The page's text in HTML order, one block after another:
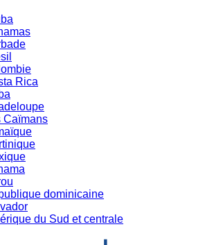
Rica
Caïmans
dominicaine
du Sud et centrale